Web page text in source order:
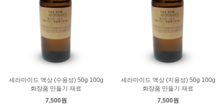
세라마이드 액상 (수용성) 50g 100g
화장품 만들기 재료
7,500원
세라마이드 액상 (지용성) 50g 100g
화장품 만들기 재료
7,500원